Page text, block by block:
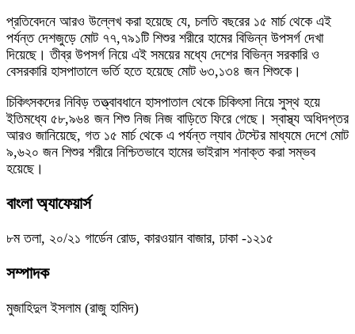
প্রতিবেদনে আরও উল্লেখ করা হয়েছে যে, চলতি বছরের ১৫ মার্চ থেকে এই
পর্যন্ত দেশজুড়ে মোট ৭৭,৭৯১টি শিশুর শরীরে হামের বিভিন্ন উপসর্গ দেখা
দিয়েছে। তীব্র উপসর্গ নিয়ে এই সময়ের মধ্যে দেশের বিভিন্ন সরকারি ও
বেসরকারি হাসপাতালে ভর্তি হতে হয়েছে মোট ৬৩,১৩৪ জন শিশুকে।
চিকিৎসকদের নিবিড় তত্ত্বাবধানে হাসপাতাল থেকে চিকিৎসা নিয়ে সুস্থ হয়ে
ইতিমধ্যে ৫৮,৯৬৪ জন শিশু নিজ নিজ বাড়িতে ফিরে গেছে। স্বাস্থ্য অধিদপ্তর
আরও জানিয়েছে, গত ১৫ মার্চ থেকে এ পর্যন্ত ল্যাব টেস্টের মাধ্যমে দেশে মোট
৯,৬২০ জন শিশুর শরীরে নিশ্চিতভাবে হামের ভাইরাস শনাক্ত করা সম্ভব
হয়েছে।
বাংলা অ্যাফেয়ার্স
৮ম তলা, ২০/২১ গার্ডেন রোড, কারওয়ান বাজার, ঢাকা -১২১৫
সম্পাদক
মুজাহিদুল ইসলাম (রাজু হামিদ)